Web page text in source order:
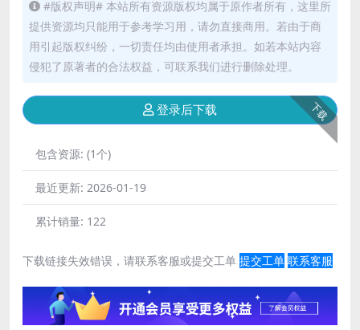
#版权声明# 本站所有资源版权均属于原作者所有，这里所
提供资源均只能用于参考学习用，请勿直接商用。若由于商
用引起版权纠纷，一切责任均由使用者承担。如若本站内容
侵犯了原著者的合法权益，可联系我们进行删除处理。
下载
登录后下载
包含资源: (1个)
最近更新: 2026-01-19
累计销量: 122
下载链接失效错误，请联系客服或提交工单 提交工单 联系客服